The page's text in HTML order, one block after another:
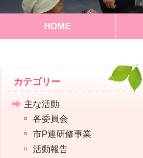
HOME
カテゴリー
主な活動
各委員会
市P連研修事業
活動報告